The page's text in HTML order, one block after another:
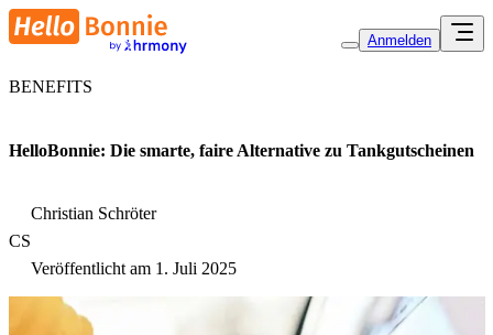
Anmelden
BENEFITS
HelloBonnie: Die smarte, faire Alternative zu Tankgutscheinen
CS
Christian Schröter
Veröffentlicht am 1. Juli 2025